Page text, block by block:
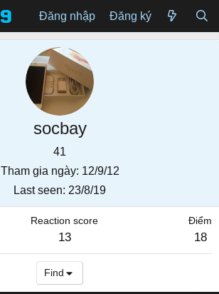
Đăng nhập Đăng ký
socbay
41
Tham gia ngày 12/9/12
Last seen 23/8/19
Reaction score
13
Điểm
18
Find